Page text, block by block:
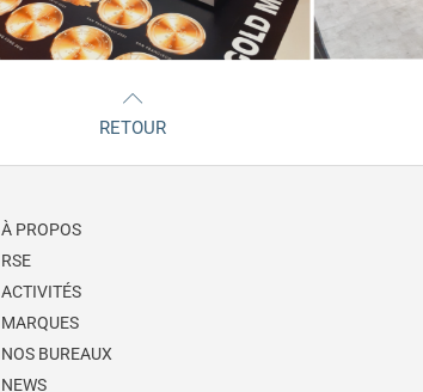
RETOUR
À PROPOS
RSE
ACTIVITÉS
MARQUES
NOS BUREAUX
NEWS